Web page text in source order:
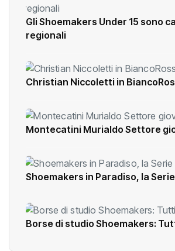
Gli Shoemakers Under 15 sono
regionali
Christian Niccoletti in
Montecatini Murialdo Settore
Shoemakers in Paradiso, la
Borse di studio Shoemakers: